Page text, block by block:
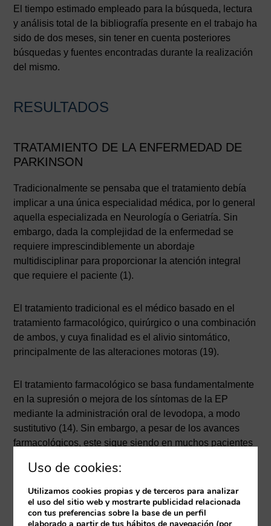
El tiempo estimado empleado para la búsqueda, lectura
y análisis total de la bibliografía presente en el trabajo ha
sido de dos meses, sin tener en cuenta posteriores
búsquedas y fuentes encontradas durante la realización
del mismo.
RESULTADOS
TRATAMIENTO DE LA ENFERMEDAD DE
PARKINSON
Tradicionalmente se pensaba que el tratamiento debía
implicar a una única especialidad médica, por lo general
aquella especializada en Neurología o Geriatría. Sin
embargo, dada la complejidad de la enfermedad se
requiere imprescindiblemente un abordaje
multidisciplinar para proporcionar la atención integral
que requiere el paciente (1).
El tratamiento tradicional es el médico basado en el
tratamiento farmacológico, quirúrgico o una combinación
de ambos, y cuya finalidad es el alivio sintomático,
principalmente de las alteraciones motoras (19).
El tratamiento farmacológico se basa fundamentalmente
en la supresión o mejora de los síntomas de la EP
mediante la administración oral de levodopa, a modo
sustitutivo (14). Sin embargo, a pesar de los avances
farmacológicos, este sigue siendo en muchos pacientes
asociado con síntomas refractarios del tratamiento por
los cambios en la toma de decisiones que genera la
descarga dopaminérgica (20).
Uso de cookies:
Utilizamos cookies propias y de terceros para analizar
el uso del sitio web y mostrarte publicidad relacionada
con tus preferencias sobre la base de un perfil
elaborado a partir de tus hábitos de navegación (por